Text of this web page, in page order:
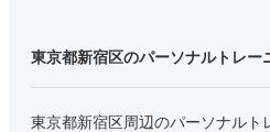
東京都新宿区のパーソナルトレー
東京都新宿区周辺のパーソナルト